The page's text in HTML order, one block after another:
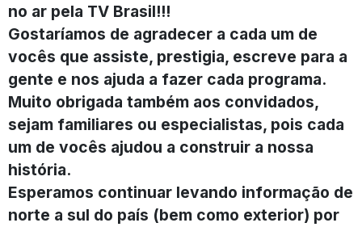
no ar pela TV Brasil!!!
Gostaríamos de agradecer a cada um de
vocês que assiste, prestigia, escreve para a
gente e nos ajuda a fazer cada programa.
Muito obrigada também aos convidados,
sejam familiares ou especialistas, pois cada
um de vocês ajudou a construir a nossa
história.
Esperamos continuar levando informação de
norte a sul do país (bem como exterior) por